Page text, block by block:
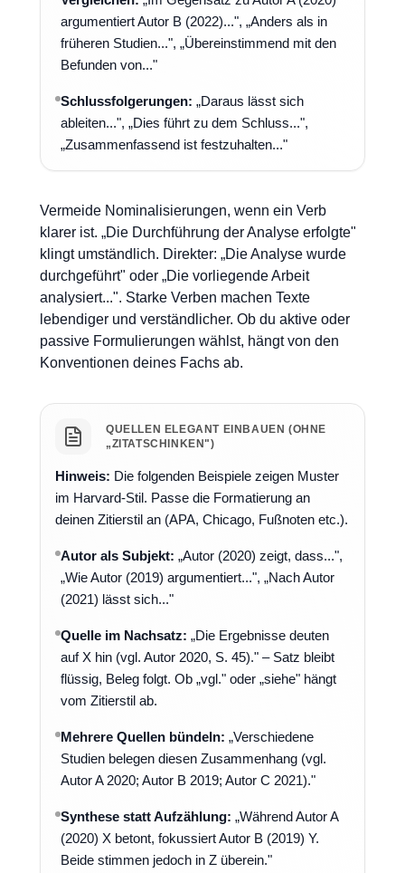
argumentiert Autor B (2022)...", „Anders als in
früheren Studien...", „Übereinstimmend mit den
Befunden von..."
Schlussfolgerungen: „Daraus lässt sich
ableiten...", „Dies führt zu dem Schluss...",
„Zusammenfassend ist festzuhalten..."
Vermeide Nominalisierungen, wenn ein Verb
klarer ist. „Die Durchführung der Analyse erfolgte"
klingt umständlich. Direkter: „Die Analyse wurde
durchgeführt" oder „Die vorliegende Arbeit
analysiert...". Starke Verben machen Texte
lebendiger und verständlicher. Ob du aktive oder
passive Formulierungen wählst, hängt von den
Konventionen deines Fachs ab.
QUELLEN ELEGANT EINBAUEN (OHNE
„ZITATSCHINKEN")
Hinweis: Die folgenden Beispiele zeigen Muster
im Harvard-Stil. Passe die Formatierung an
deinen Zitierstil an (APA, Chicago, Fußnoten etc.).
Autor als Subjekt: „Autor (2020) zeigt, dass...",
„Wie Autor (2019) argumentiert...", „Nach Autor
(2021) lässt sich..."
Quelle im Nachsatz: „Die Ergebnisse deuten
auf X hin (vgl. Autor 2020, S. 45)." – Satz bleibt
flüssig, Beleg folgt. Ob „vgl." oder „siehe" hängt
vom Zitierstil ab.
Mehrere Quellen bündeln: „Verschiedene
Studien belegen diesen Zusammenhang (vgl.
Autor A 2020; Autor B 2019; Autor C 2021)."
Synthese statt Aufzählung: „Während Autor A
(2020) X betont, fokussiert Autor B (2019) Y.
Beide stimmen jedoch in Z überein."